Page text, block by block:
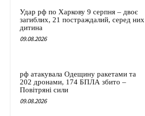
Удар рф по Харкову 9 серпня – двоє
загиблих, 21 постраждалий, серед них
дитина
09.08.2026
рф атакувала Одещину ракетами та
202 дронами, 174 БПЛА збито –
Повітряні сили
09.08.2026